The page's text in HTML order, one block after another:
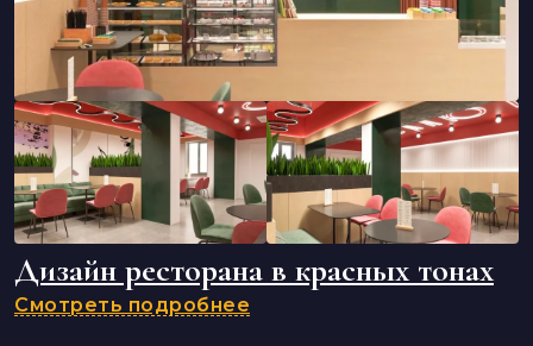
Дизайн ресторана в красных тонах
Смотреть подробнее